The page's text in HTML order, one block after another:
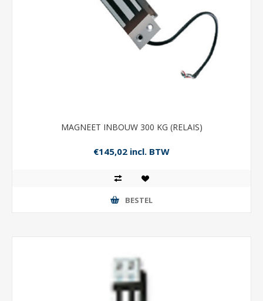
MAGNEET INBOUW 300 KG (RELAIS)
€145,02 incl. BTW
BESTEL